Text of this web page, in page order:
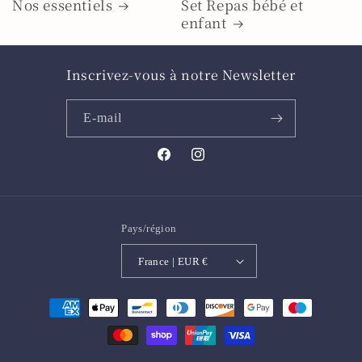
Nos essentiels
Set Repas bébé et
enfant
Inscrivez-vous à notre Newsletter
E-mail
FacebookInstagram
Pays/région
France | EUR €
Moyens